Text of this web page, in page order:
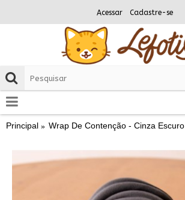
Acessar Cadastre-se
Principal Wrap De Contenção - Cinza Escuro